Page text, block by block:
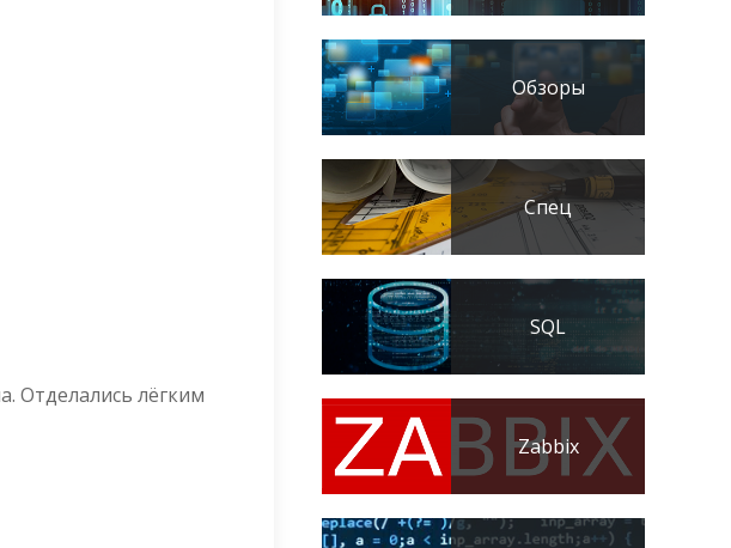
Отделались лёгким
Обзоры
Спец
SQL
Zabbix